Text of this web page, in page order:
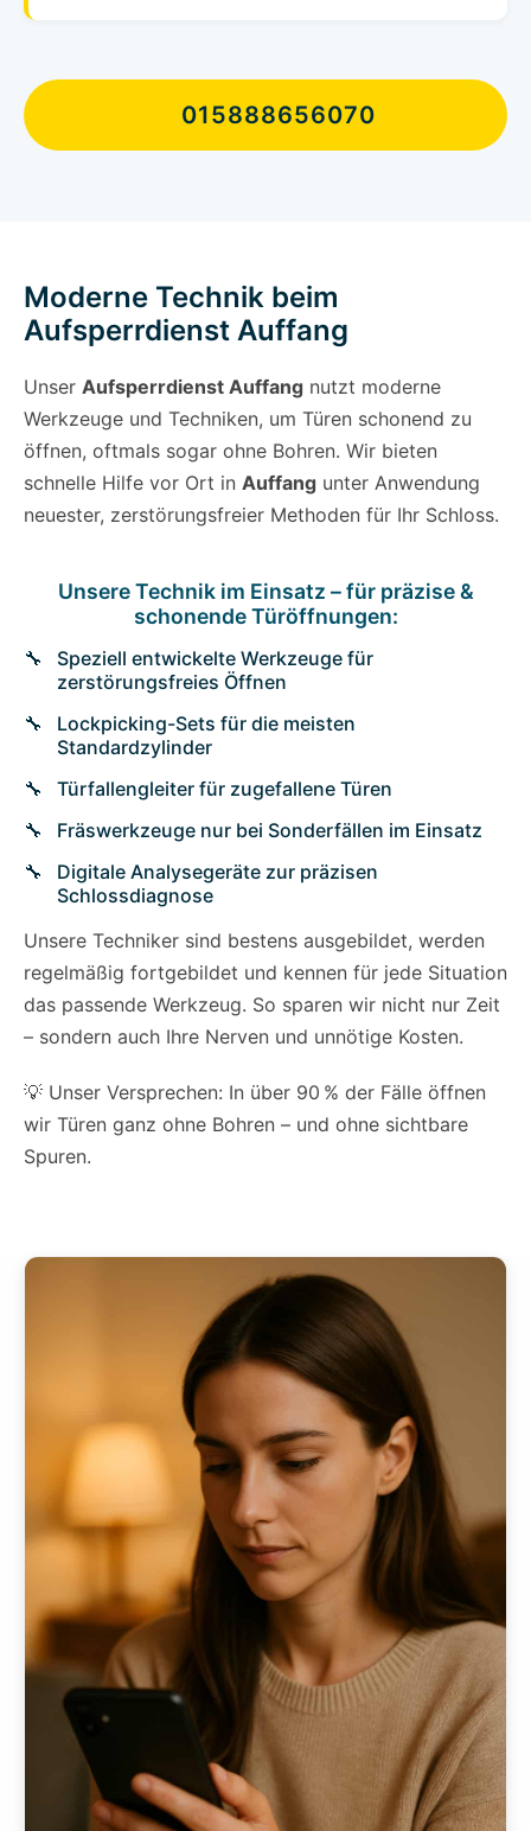
015888656070
Moderne Technik beim
Aufsperrdienst Auffang
Unser Aufsperrdienst Auffang nutzt moderne
Werkzeuge und Techniken, um Türen schonend zu
öffnen, oftmals sogar ohne Bohren. Wir bieten
schnelle Hilfe vor Ort in Auffang unter Anwendung
neuester, zerstörungsfreier Methoden für Ihr Schloss.
Unsere Technik im Einsatz – für präzise &
schonende Türöffnungen:
Speziell entwickelte Werkzeuge für
zerstörungsfreies Öffnen
Lockpicking-Sets für die meisten
Standardzylinder
Türfallengleiter für zugefallene Türen
Fräswerkzeuge nur bei Sonderfällen im Einsatz
Digitale Analysegeräte zur präzisen
Schlossdiagnose
Unsere Techniker sind bestens ausgebildet, werden
regelmäßig fortgebildet und kennen für jede Situation
das passende Werkzeug. So sparen wir nicht nur Zeit
– sondern auch Ihre Nerven und unnötige Kosten.
💡 Unser Versprechen: In über 90 % der Fälle öffnen
wir Türen ganz ohne Bohren – und ohne sichtbare
Spuren.